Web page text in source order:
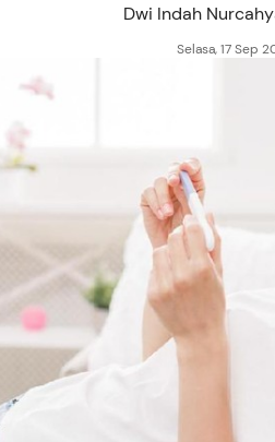
Dwi Indah
Selasa, 17 Sep